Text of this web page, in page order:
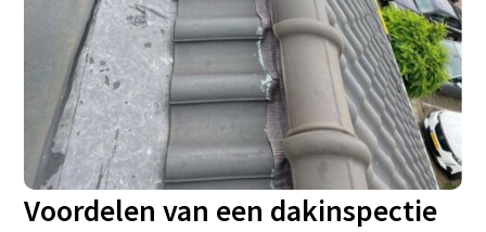
Voordelen van een dakinspectie